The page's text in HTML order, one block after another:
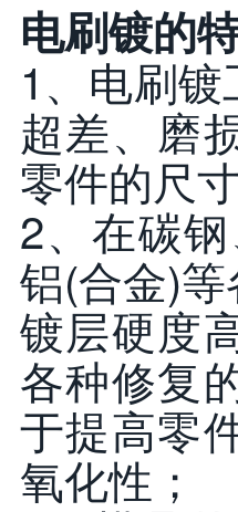
电刷镀的
1、电刷
超差、磨
零件的尺
2、在碳
铝(合金)
镀层硬度
各种修复
于提高零
氧化性；